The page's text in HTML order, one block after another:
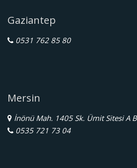
Gaziantep
0531 762 85 80
Mersin
İnönü Mah. 1405 Sk. Ümit Sitesi A
0535 721 73 04